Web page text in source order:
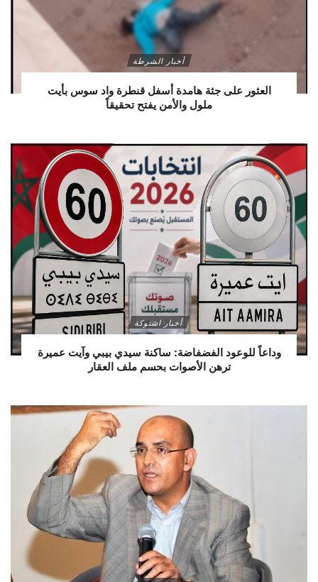
أخبار الشرطة
العثور على جثة هامدة أسفل قنطرة واد سوس بأيت
ملول والأمن يفتح تحقيقاً
أخبار اشتوكة
وداعاً للوعود الفضفاضة: ساكنة سيدي بيبي وآيت عميرة
ترهن الأصوات بحسم ملف العقار